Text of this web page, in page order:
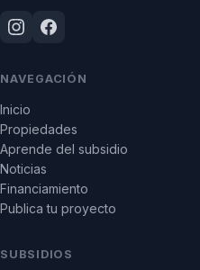
NAVEGACIÓN
Inicio
Propiedades
Aprende del subsidio
Noticias
Financiamiento
Publica tu proyecto
SUBSIDIOS